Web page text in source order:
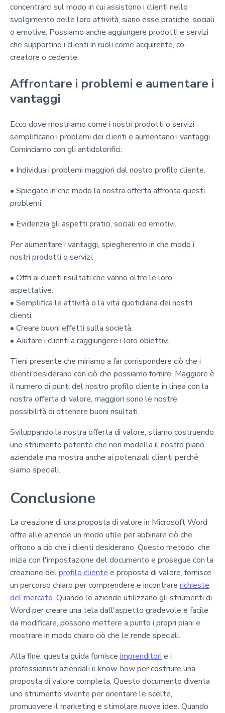
concentrarci sul modo in cui assistono i clienti nello
svolgimento delle loro attività, siano esse pratiche, sociali
o emotive. Possiamo anche aggiungere prodotti e servizi
che supportino i clienti in ruoli come acquirente, co-
creatore o cedente.
Affrontare i problemi e aumentare i
vantaggi
Ecco dove mostriamo come i nostri prodotti o servizi
semplificano i problemi dei clienti e aumentano i vantaggi.
Cominciamo con gli antidolorifici:
• Individua i problemi maggiori dal nostro profilo cliente.
• Spiegate in che modo la nostra offerta affronta questi
problemi.
• Evidenzia gli aspetti pratici, sociali ed emotivi.
Per aumentare i vantaggi, spiegheremo in che modo i
nostri prodotti o servizi:
• Offri ai clienti risultati che vanno oltre le loro
aspettative.
• Semplifica le attività o la vita quotidiana dei nostri
clienti.
• Creare buoni effetti sulla società.
• Aiutare i clienti a raggiungere i loro obiettivi.
Tieni presente che miriamo a far corrispondere ciò che i
clienti desiderano con ciò che possiamo fornire. Maggiore è
il numero di punti del nostro profilo cliente in linea con la
nostra offerta di valore, maggiori sono le nostre
possibilità di ottenere buoni risultati.
Sviluppando la nostra offerta di valore, stiamo costruendo
uno strumento potente che non modella il nostro piano
aziendale ma mostra anche ai potenziali clienti perché
siamo speciali.
Conclusione
La creazione di una proposta di valore in Microsoft Word
offre alle aziende un modo utile per abbinare ciò che
offrono a ciò che i clienti desiderano. Questo metodo, che
inizia con l'impostazione del documento e prosegue con la
creazione delprofilo cliente e proposta di valore, fornisce
un percorso chiaro per comprendere e incontrare richieste
del mercato. Quando le aziende utilizzano gli strumenti di
Word per creare una tela dall'aspetto gradevole e facile
da modificare, possono mettere a punto i propri piani e
mostrare in modo chiaro ciò che le rende speciali.
Alla fine, questa guida fornisce imprenditori e i
professionisti aziendali il know-how per costruire una
proposta di valore completa. Questo documento diventa
uno strumento vivente per orientare le scelte,
promuovere il marketing e stimolare nuove idee. Quando